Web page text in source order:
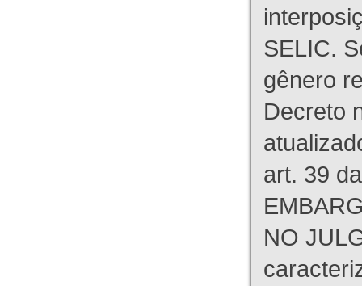
SELIC.
gênero
Decreto
art. 39
NO